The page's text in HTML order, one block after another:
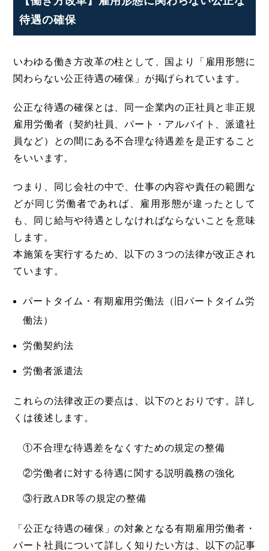
待遇の確保
いわゆる働き方改革の柱として、国より「雇用形態に
関わらない公正待遇の確保」が掲げられています。
公正な待遇の確保とは、同一企業内の正社員と非正規
雇用労働者（契約社員、パート・アルバイト、派遣社
員など）との間にある不合理な待遇差を是正すること
をいいます。
つまり、同じ会社の中で、仕事の内容や責任の範囲な
どが同じ労働者であれば、雇用形態が違ったとして
も、同じ給与や待遇としなければならないことを意味
します。
本施策を実行するため、以下の３つの法律が改正され
ています。
パートタイム・有期雇用労働法（旧パートタイム労
働法）
労働契約法
労働者派遣法
これらの法律改正の要点は、以下のとおりです。詳し
くは後述します。
①不合理な待遇差をなくすための規定の整備
②労働者に対する待遇に関する説明義務の強化
③行政ADR等の規定の整備
「公正な待遇の確保」の対象となる有期雇用労働者・
パート社員について詳しく知りたい方は、以下の記事